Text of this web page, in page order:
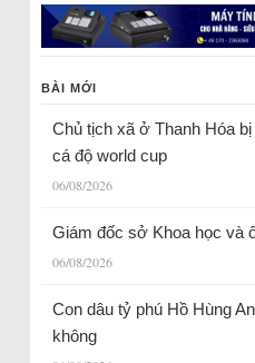
BÀI MỚI
Chủ tịch xã ở Thanh Hóa
cá độ world cup
06/08/2026
Giám đốc sở Khoa học và
06/08/2026
Con dâu tỷ phú Hồ Hùng
không